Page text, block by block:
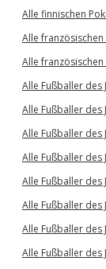
Alle finnischen
Alle
Alle
Alle Fußballer des
Alle Fußballer des
Alle Fußballer des
Alle Fußballer des
Alle Fußballer des
Alle Fußballer des
Alle Fußballer des
Alle Fußballer des